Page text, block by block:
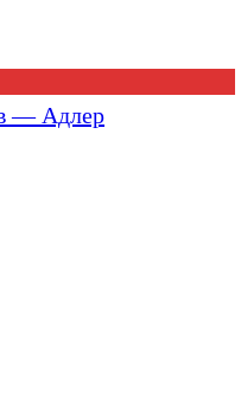
— Адлер